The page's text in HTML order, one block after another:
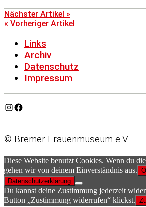
Nächster Artikel »
« Vorheriger Artikel
Links
Archiv
Datenschutz
Impressum
Instagram
Facebook
© Bremer Frauenmuseum e.V.
Diese Website benutzt Cookies. Wenn du
gehen wir von deinem Einverständnis aus.
Datenschutzerklärung
Du kannst deine Zustimmung jederzeit
Button „Zustimmung widerrufen“ klickst.